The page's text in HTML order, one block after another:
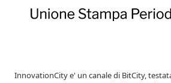
InnovationCity e' un canale di BitCity,